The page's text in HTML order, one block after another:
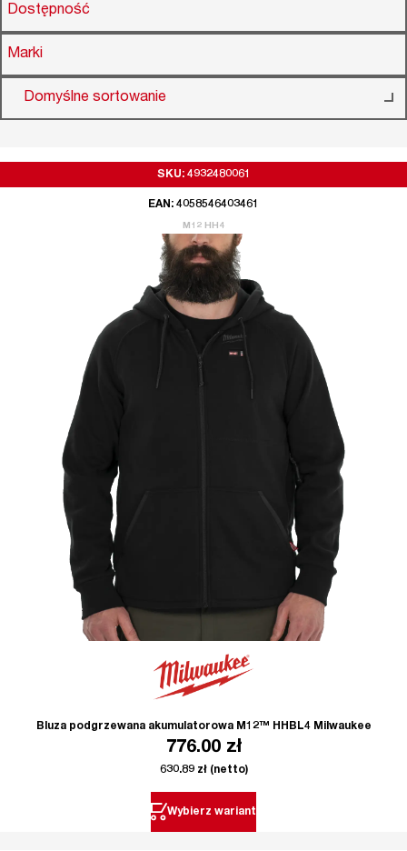
Dostępność
Marki
Domyślne sortowanie
SKU: 4932480061
EAN: 4058546403461
M12 HH4
Bluza podgrzewana akumulatorowa M12™ HHBL4 Milwaukee
776.00 zł
630.89 zł(netto)
Wybierz wariant